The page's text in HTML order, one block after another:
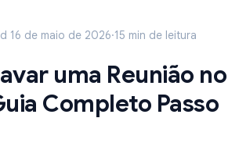
16 de maio de 2026·15 min de leitura
uma Reunião no
Completo Passo